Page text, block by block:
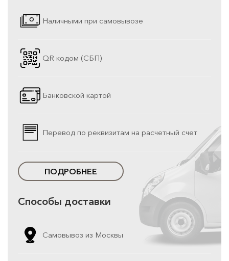
Наличными при самовывозе
QR кодом (СБП)
Банковской картой
Перевод по реквизитам на расчетный счет
ПОДРОБНЕЕ
Способы доставки
Самовывоз из Москвы